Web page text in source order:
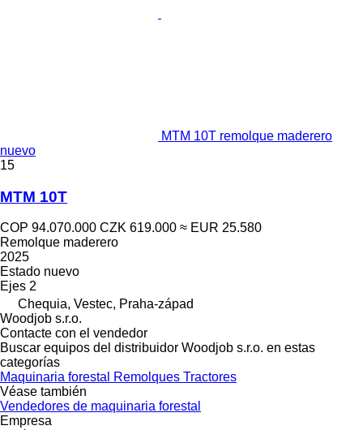
MTM 10T remolque maderero
nuevo
15
MTM 10T
COP 94.070.000 CZK 619.000 ≈ EUR 25.580
Remolque maderero
2025
Estado nuevo
Ejes 2
Chequia, Vestec, Praha-západ
Woodjob s.r.o.
Contacte con el vendedor
Buscar equipos del distribuidor Woodjob s.r.o. en estas
categorías
Maquinaria forestal
Remolques Tractores
Véase también
Vendedores de maquinaria forestal
Empresa